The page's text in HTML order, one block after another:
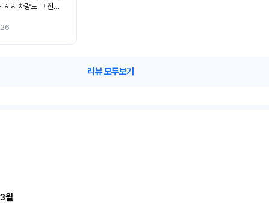
리뷰 모두보기
월